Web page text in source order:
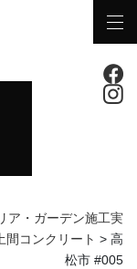
ア・ガーデン施工実
間コンクリート > 高
松市 #005